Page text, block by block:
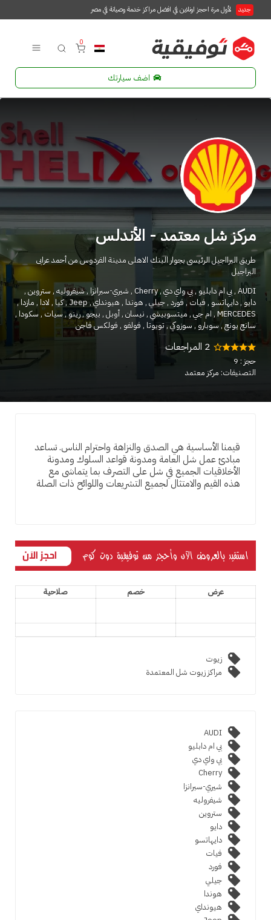
جديد لأول مرة احجز اونلاين في افضل مراكز خدمة وصيانة في مصر
0
اضف سيارتك
مركز شل معتمد - الأندلس
طريق البرااجيل الرئيسى بجوار البنك الاهلى مدينة الفردوس من أحمد عرابى
البراجيل
AUDI بي ام دابليو بي واي دي Cherry شيري-سبرانزا شيفروليه ستروين
دايو دايهاتسو فيات فورد جيلي هوندا هيونداي Jeep كيا لادا مازدا
MERCEDES ام جي ميتسوبيشي نيسان أوبل بيجو رينو سيات سكودا
سانج يونج سوبارو سوزوكي تويوتا فولفو فولكس فاجن
2 المراجعات
حجز : 9
التصنيفات: مركز معتمد
قيمنا الأساسية هي الصدق والنزاهة واحترام الناس. تساعد
مبادئ عمل شل العامة ومدونة قواعد السلوك ومدونة
الأخلاقيات الجميع في شل على التصرف بما يتماشى مع
هذه القيم والامتثال لجميع التشريعات واللوائح ذات الصلة
عرض خصم صلاحية
زيوت
مراكز زيوت شل المعتمدة
بي ام دابليو
بي واي دي
شيري-سبرانزا
شيفروليه
ستروين
دايو
دايهاتسو
فيات
فورد
جيلي
هوندا
هيونداي